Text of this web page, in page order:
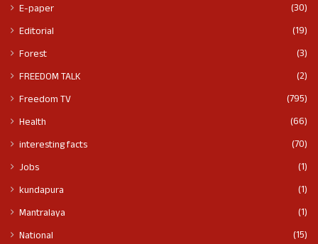
E-paper
(30)
Editorial
(19)
Forest
(3)
FREEDOM TALK
(2)
Freedom TV
(795)
Health
(66)
interesting facts
(70)
Jobs
(1)
kundapura
(1)
Mantralaya
(1)
National
(15)